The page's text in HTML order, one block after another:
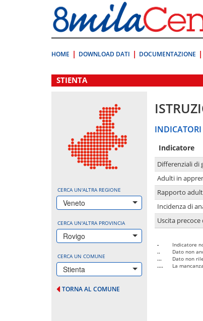
direttamente
a:
Contenuto
HOME DOWNLOAD DATI DOCUMENTAZIONE
.
STIENTA
CERCA UN'ALTRA REGIONE
Veneto
CERCA UN'ALTRA PROVINCIA
Rovigo
CERCA UN COMUNE
Stienta
TORNA AL COMUNE
Indicatore
Differenziali di
Adulti in
Rapporto
Incidenza di
Uscita
-
Indicatore
..
Dato non
...
Dato non
....
La